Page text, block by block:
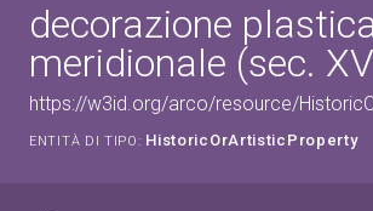
decorazione
meridionale (sec.
https://w3id.org/arco/resource/
ENTITÀ DI TIPO: HistoricOrArtisticProperty